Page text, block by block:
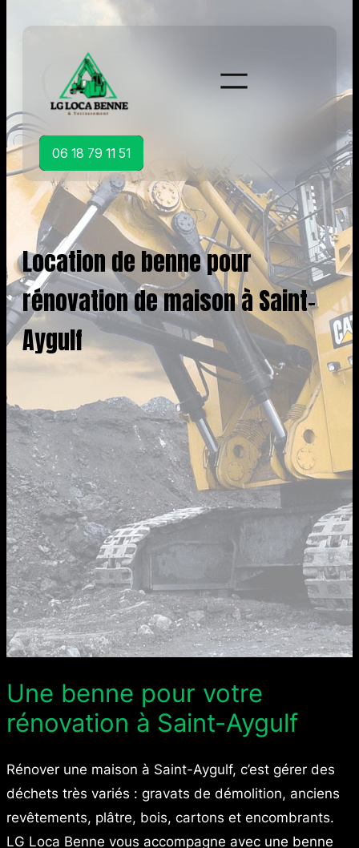
06 18 79 11 51
Location de benne pour
rénovation de maison à Saint-
Aygulf
Une benne pour votre
rénovation à Saint-Aygulf
Rénover une maison à Saint-Aygulf, c’est gérer des
déchets très variés : gravats de démolition, anciens
revêtements, plâtre, bois, cartons et encombrants.
LG Loca Benne vous accompagne avec une benne